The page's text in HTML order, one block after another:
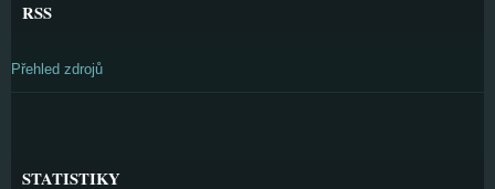
RSS
Přehled zdrojů
STATISTIKY